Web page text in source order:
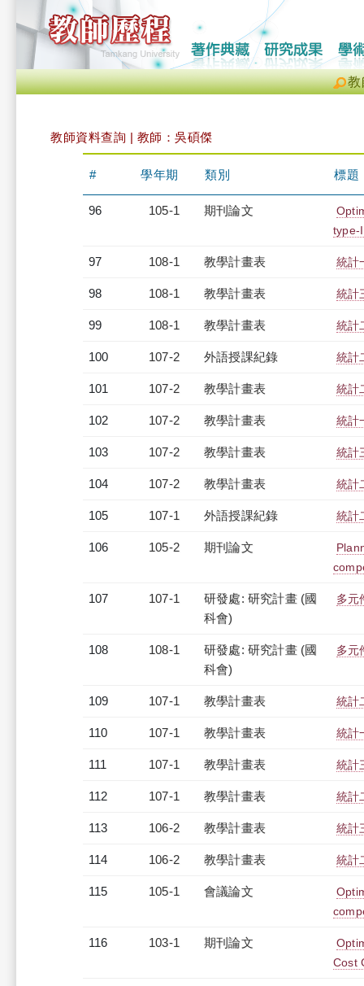
教
教師資料查詢 | 教師：吳碩傑
# 學年期 類別 標題
96 105-1 期刊論文
type-
97 108-1 教學計畫表 統計
98 108-1 教學計畫表 統計
99 108-1 教學計畫表 統計
100 107-2 外語授課紀錄 統計
101 107-2 教學計畫表 統計
102 107-2 教學計畫表 統計
103 107-2 教學計畫表 統計
104 107-2 教學計畫表 統計
105 107-1 外語授課紀錄 統計
106 105-2 期刊論文
107 107-1
研發處: 研究計畫 (國
科會)
多元
108 108-1
研發處: 研究計畫 (國
科會)
多元
109 107-1 教學計畫表 統計
110 107-1 教學計畫表 統計
111 107-1 教學計畫表 統計
112 107-1 教學計畫表 統計
113 106-2 教學計畫表 統計
114 106-2 教學計畫表 統計
115 105-1 會議論文
116 103-1 期刊論文
Cost